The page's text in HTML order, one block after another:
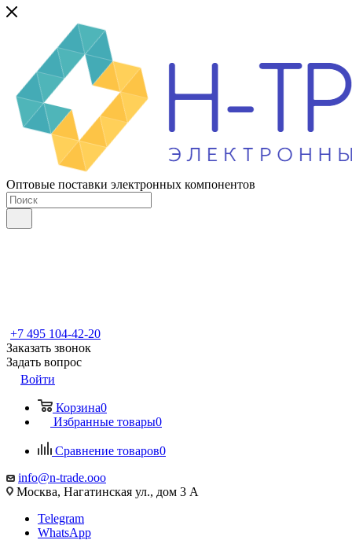
Оптовые поставки электронных компонентов
+7 495 104-42-20
Заказать звонок
Задать вопрос
Войти
Корзина0
Избранные товары0
Сравнение товаров0
info@n-trade.ooo
Москва, Нагатинская ул., дом 3 А
Telegram
WhatsApp